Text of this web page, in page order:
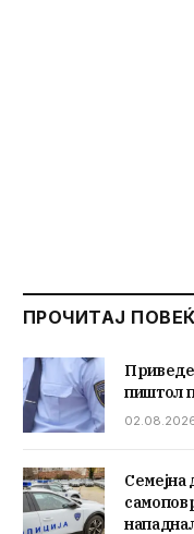
ПРОЧИТАЈ
пиштол
Семејна